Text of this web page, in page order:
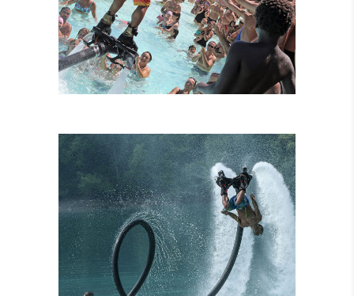
ATTRAZIONI
COMBINATE